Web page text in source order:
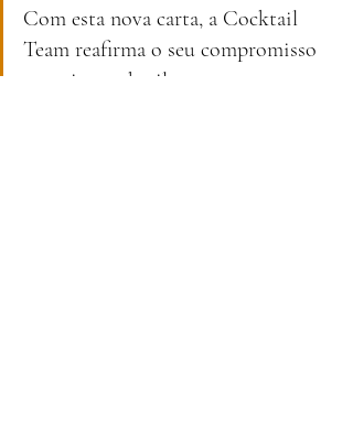
Com esta nova carta, a Cocktail
Team reafirma o seu compromisso
em criar cocktails que contam